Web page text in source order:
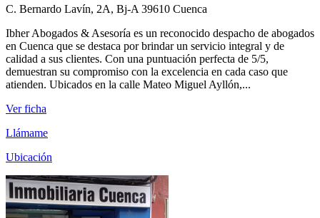
C. Bernardo Lavín, 2A, Bj-A 39610 Cuenca
Ibher Abogados & Asesoría es un reconocido despacho de abogados
en Cuenca que se destaca por brindar un servicio integral y de
calidad a sus clientes. Con una puntuación perfecta de 5/5,
demuestran su compromiso con la excelencia en cada caso que
atienden. Ubicados en la calle Mateo Miguel Ayllón,...
Ver ficha
Llámame
Ubicación